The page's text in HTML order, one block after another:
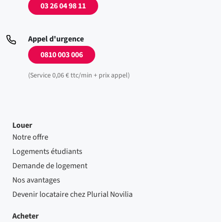
03 26 04 98 11
Appel d'urgence
0810 003 006
(Service 0,06 € ttc/min + prix appel)
Louer
Notre offre
Logements étudiants
Demande de logement
Nos avantages
Devenir locataire chez Plurial Novilia
Acheter